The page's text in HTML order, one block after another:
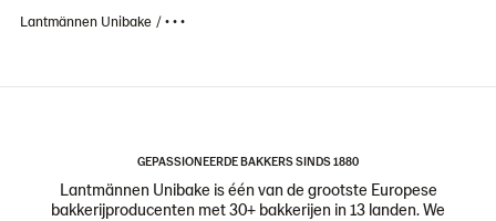
Lantmännen Unibake • • •
GEPASSIONEERDE BAKKERS SINDS 1880
Lantmännen Unibake is één van de grootste Europese
bakkerijproducenten met 30+ bakkerijen in 13 landen. We